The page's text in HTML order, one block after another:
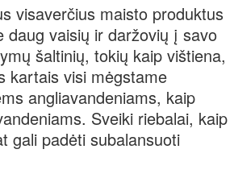
visaverčius maisto produktus
vaisių ir daržovių į savo
šaltinių, tokių kaip vištiena,
kartais visi mėgstame
angliavandeniams, kaip
Sveiki riebalai, kaip
gali padėti subalansuoti